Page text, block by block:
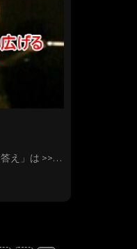
え」は >>…